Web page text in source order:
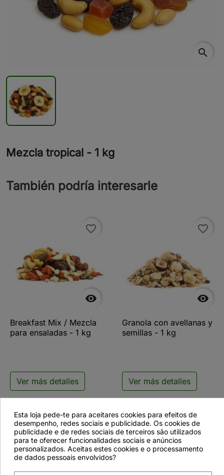
search
Mezcla tropical - 1 kg
También podría interesarle

favorite_border
Breakfast Mix / Mezcla
para ensaladas - 1 kg
Ver más detalles

favorite_border
Granola con avellanas y
semillas - 1 kg
Ver más detalles
favorite_border
Esta loja pede-te para aceitares cookies para efeitos de
desempenho, redes sociais e publicidade. Os cookies de
publicidade e de redes sociais de terceiros são utilizados
para te oferecer funcionalidades sociais e anúncios
personalizados. Aceitas estes cookies e o processamento
de dados pessoais envolvidos?